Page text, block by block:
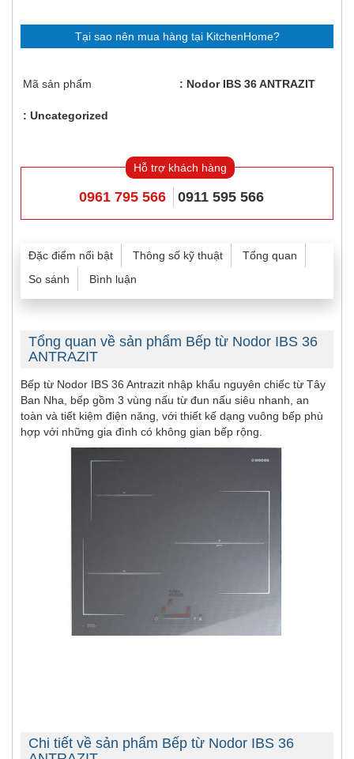
Tại sao nên mua hàng tại KitchenHome?
Mã sản phẩm Nodor IBS 36 ANTRAZIT
Uncategorized
Hỗ trợ khách hàng
0961 795 566 0911 595 566
Đặc điểm nổi bật Thông số kỹ thuật
Tổng quan
So sánh
Bình luận
Tổng quan về sản phẩm Bếp từ Nodor IBS 36
ANTRAZIT
Bếp từ Nodor IBS 36 Antrazit nhập khẩu nguyên chiếc từ Tây
Ban Nha, bếp gồm 3 vùng nấu từ đun nấu siêu nhanh, an
toàn và tiết kiệm điện năng, với thiết kế dạng vuông bếp phù
hợp với những gia đình có không gian bếp rộng.
Chi tiết về sản phẩm Bếp từ Nodor IBS 36